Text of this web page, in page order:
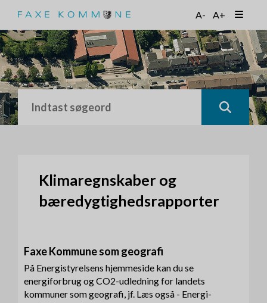
t
i
l
h
o
v
e
d
A- A+
Klimaregnskaber og
bæredygtighedsrapporter
Faxe Kommune som geografi
På Energistyrelsens hjemmeside kan du se
energiforbrug og CO2-udledning for landets
kommuner som geografi, jf. Læs også - Energi-